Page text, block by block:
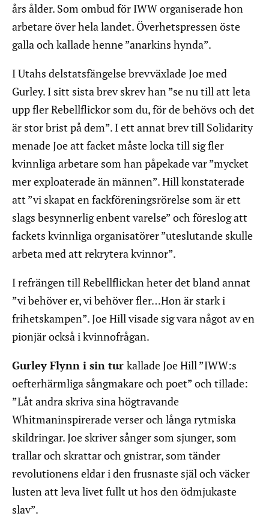
års ålder. Som ombud för IWW organiserade hon
arbetare över hela landet. Överhetspressen öste
galla och kallade henne ”anarkins hynda”.
I Utahs delstatsfängelse brevväxlade Joe med
Gurley. I sitt sista brev skrev han ”se nu till att leta
upp fler Rebellflickor som du, för de behövs och det
är stor brist på dem”. I ett annat brev till Solidarity
menade Joe att facket måste locka till sig fler
kvinnliga arbetare som han påpekade var ”mycket
mer exploaterade än männen”. Hill konstaterade
att ”vi skapat en fackföreningsrörelse som är ett
slags besynnerlig enbent varelse” och föreslog att
fackets kvinnliga organisatörer ”uteslutande skulle
arbeta med att rekrytera kvinnor”.
I refrängen till Rebellflickan heter det bland annat
”vi behöver er, vi behöver fler…Hon är stark i
frihetskampen”. Joe Hill visade sig vara något av en
pionjär också i kvinnofrågan.
Gurley Flynn i sin tur kallade Joe Hill ”IWW:s
oefterhärmliga sångmakare och poet” och tillade:
”Låt andra skriva sina högtravande
Whitmaninspirerade verser och långa rytmiska
skildringar. Joe skriver sånger som sjunger, som
trallar och skrattar och gnistrar, som tänder
revolutionens eldar i den frusnaste själ och väcker
lusten att leva livet fullt ut hos den ödmjukaste
slav”.